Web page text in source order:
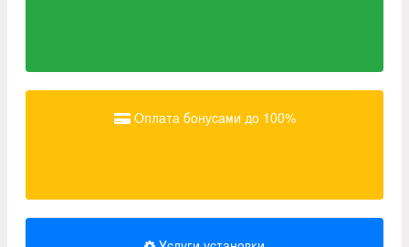
Оплата бонусами до 100%